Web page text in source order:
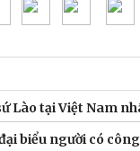
Lào tại Việt Nam
biểu người có